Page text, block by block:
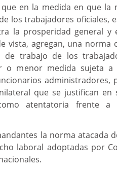
en la medida en que la
los trabajadores oficiales,
la prosperidad general y
vista, agregan, una norma
de trabajo de los
o menor medida sujeta
administradores,
que se justifican en
atentatoria frente a
la norma atacada
laboral adoptadas por